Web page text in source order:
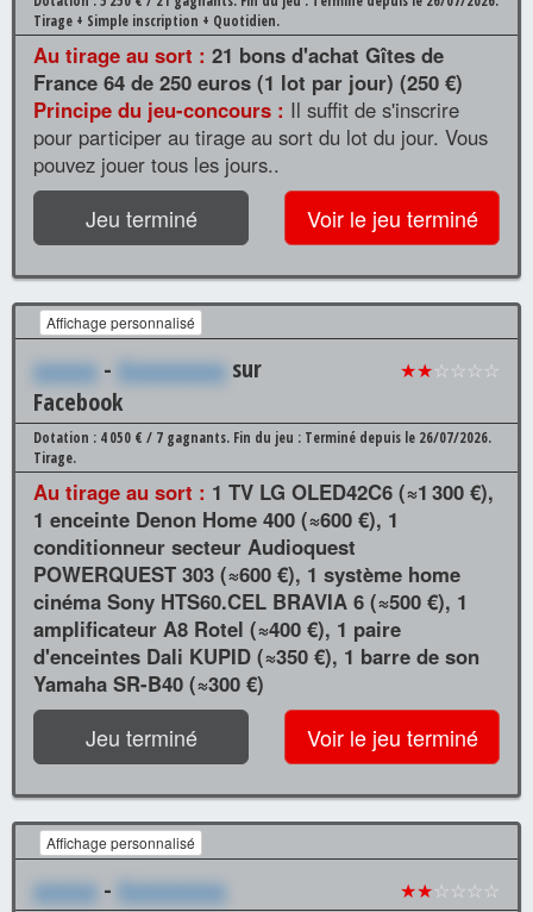
Tirage + Simple inscription + Quotidien.
Au tirage au sort : 21 bons d'achat Gîtes de
France 64 de 250 euros (1 lot par jour) (250 €)
Principe du jeu-concours : Il suffit de s'inscrire
pour participer au tirage au sort du lot du jour. Vous
pouvez jouer tous les jours..
Jeu terminé Voir le jeu terminé
Affichage personnalisé
xxxxxx - Xxxxxxxxxx sur
Facebook
★★☆☆☆☆
Dotation : 4 050 € / 7 gagnants. Fin du jeu : Terminé depuis le 26/07/2026.
Tirage.
Au tirage au sort : 1 TV LG OLED42C6 (≈1 300 €),
1 enceinte Denon Home 400 (≈600 €), 1
conditionneur secteur Audioquest
POWERQUEST 303 (≈600 €), 1 système home
cinéma Sony HTS60.CEL BRAVIA 6 (≈500 €), 1
amplificateur A8 Rotel (≈400 €), 1 paire
d'enceintes Dali KUPID (≈350 €), 1 barre de son
Yamaha SR-B40 (≈300 €)
Jeu terminé Voir le jeu terminé
Affichage personnalisé
xxxxxx - Xxxxxxxxxx ★★☆☆☆☆